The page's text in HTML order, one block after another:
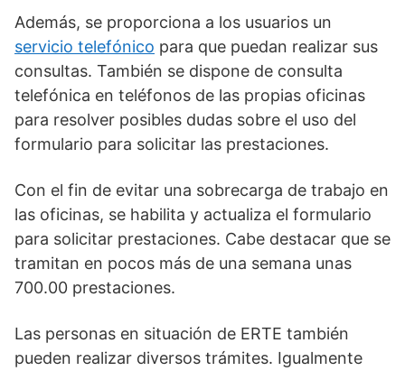
Además, se proporciona a los usuarios un
servicio telefónico para que puedan realizar sus
consultas. También se dispone de consulta
telefónica en teléfonos de las propias oficinas
para resolver posibles dudas sobre el uso del
formulario para solicitar las prestaciones.
Con el fin de evitar una sobrecarga de trabajo en
las oficinas, se habilita y actualiza el formulario
para solicitar prestaciones. Cabe destacar que se
tramitan en pocos más de una semana unas
700.00 prestaciones.
Las personas en situación de ERTE también
pueden realizar diversos trámites. Igualmente